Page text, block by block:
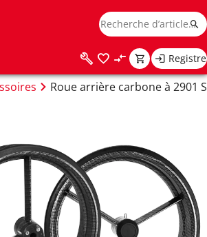
Registre
Roue arrière carbone à 2901